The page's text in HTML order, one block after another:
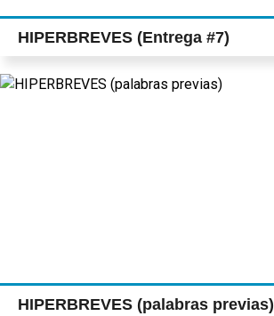
HIPERBREVES (Entrega #7)
HIPERBREVES (palabras previas)